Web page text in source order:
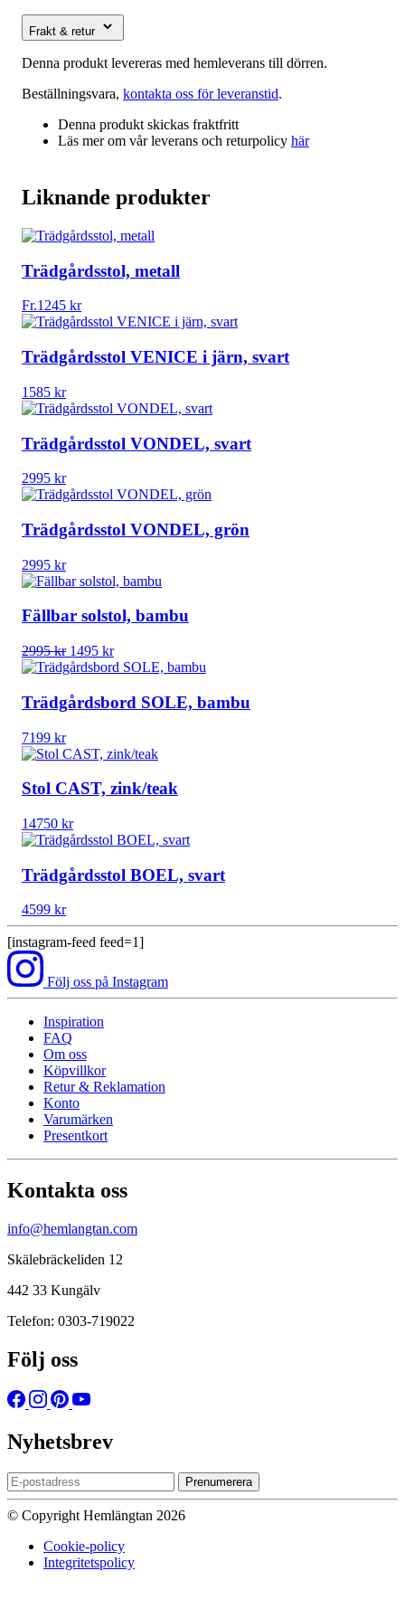
Frakt & retur
Denna produkt levereras med hemleverans till dörren.
Beställningsvara, kontakta oss för leveranstid.
Denna produkt skickas fraktfritt
Läs mer om vår leverans och returpolicy här
Liknande produkter
Trädgårdsstol, metall
Fr.1245 kr
Trädgårdsstol VENICE i järn, svart
1585 kr
Trädgårdsstol VONDEL, svart
2995 kr
Trädgårdsstol VONDEL, grön
2995 kr
Fällbar solstol, bambu
2995kr Det
ursprungliga
var:
2995 kr.
1495 krDet
nuvarande
är:
1495 kr.
Trädgårdsbord SOLE, bambu
7199 kr
Stol CAST, zink/teak
14750 kr
Trädgårdsstol BOEL, svart
4599 kr
[instagram-feed feed=1]
Följ oss på Instagram
Inspiration
FAQ
Om oss
Köpvillkor
Retur & Reklamation
Konto
Varumärken
Presentkort
Kontakta oss
info@hemlangtan.com
Skälebräckeliden 12
442 33 Kungälv
Telefon: 0303-719022
Följ oss
Nyhetsbrev
Prenumerera
© Copyright Hemlängtan 2026
Cookie-policy
Integritetspolicy